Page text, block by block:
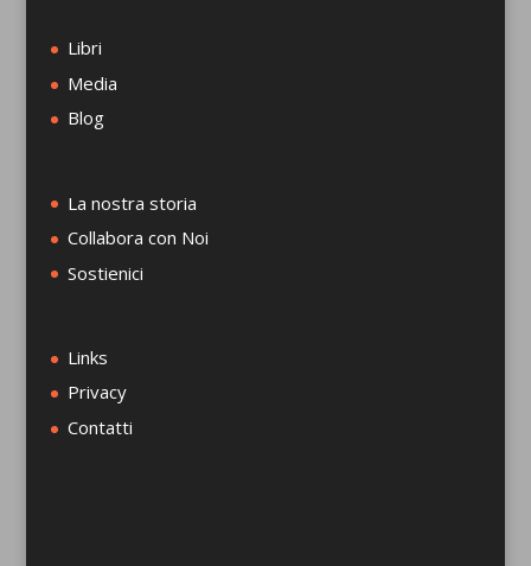
Libri
Media
Blog
La nostra storia
Collabora con Noi
Sostienici
Links
Privacy
Contatti